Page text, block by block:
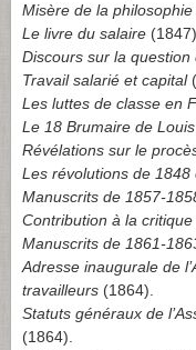
Misère de la philosophie
Le livre du salaire (1847).
Discours sur la
Travail salarié et capital
Les luttes de classe en
Le 18 Brumaire de
Révélations sur le
Les révolutions de 1848
Manuscrits de 1857-
Contribution à la
Manuscrits de 1861-
Adresse inaugurale de
travailleurs (1864).
Statuts généraux de
(1864).